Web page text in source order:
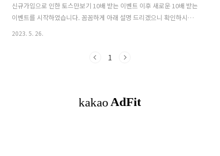
신규가입으로 인한 토스만보기 10배 받는 이벤트 이후 새로운 10배 받는
이벤트를 시작하였습니다. 꼼꼼하게 아래 설명 드리겠으니 확인하시어
꼭 혜택 누리시기 바랍니다. 토스만 01.ggumi10000.com 기준금리가
은행으로 몰리고 있습니다. 유동성을 줄이고자하는 노력이 가해지면서
이자를 받으면서, 유동성도 확보하는 방향에 대해 알아보려고 합니다...
2023. 5. 26.
1